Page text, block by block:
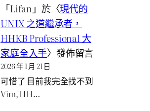
「Lifan 」於〈現代的
UNIX 之道繼承者，
HHKB Professional 大
家庭全入手〉發佈留言
2026 年 1 月 21 日
可惜了 目前我完全找不到
Vim, HH…